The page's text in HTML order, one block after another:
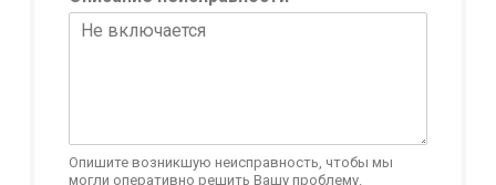
ф
Опишите возникшую неисправность, чтобы мы
могли оперативно решить Вашу проблему.